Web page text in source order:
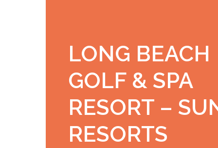
LONG BEACH
GOLF & SPA
RESORT –
RESORTS